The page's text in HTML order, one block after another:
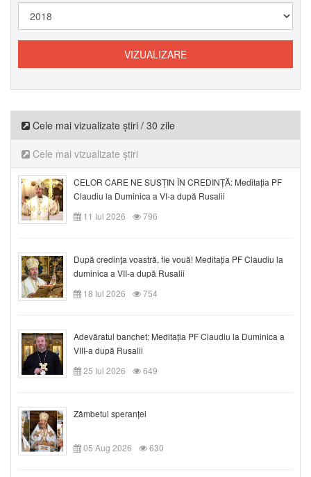
Cele mai vizualizate știri / 30 zile
Cele mai vizualizate știri
CELOR CARE NE SUSȚIN ÎN CREDINȚĂ: Meditația PF
Claudiu la Duminica a VI-a după Rusalii
11 Iul 2026
796
După credinţa voastră, fie vouă! Meditația PF Claudiu la
duminica a VII-a după Rusalii
18 Iul 2026
754
Adevăratul banchet: Meditația PF Claudiu la Duminica a
VIII-a după Rusalii
25 Iul 2026
649
Zâmbetul speranței
05 Aug 2026 630